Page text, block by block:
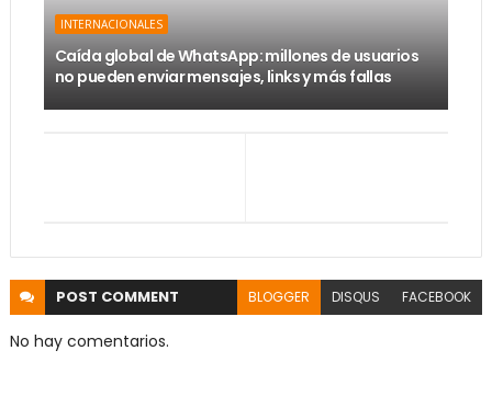
INTERNACIONALES
Caída global de WhatsApp: millones de usuarios
no pueden enviar mensajes, links y más fallas
POST COMMENT BLOGGER DISQUS FACEBOOK
No hay comentarios.